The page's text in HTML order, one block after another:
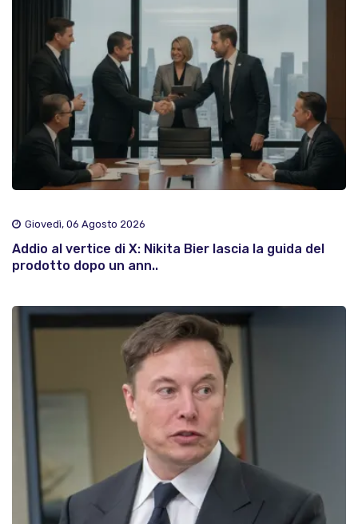
Giovedì, 06 Agosto 2026
Addio al vertice di X: Nikita Bier lascia la guida del
prodotto dopo un ann..